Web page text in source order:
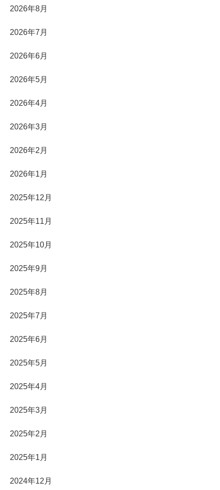
2026年8月
2026年7月
2026年6月
2026年5月
2026年4月
2026年3月
2026年2月
2026年1月
2025年12月
2025年11月
2025年10月
2025年9月
2025年8月
2025年7月
2025年6月
2025年5月
2025年4月
2025年3月
2025年2月
2025年1月
2024年12月